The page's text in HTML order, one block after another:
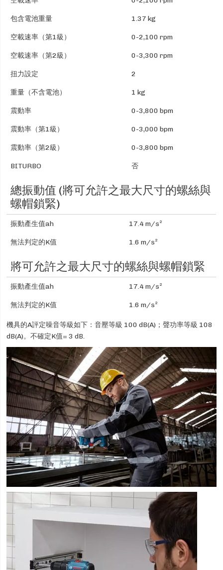
包含電池重量 1.37 kg
空載速率（第1級） 0-2,100 rpm
空載速率（第2級） 0-3,300 rpm
扭力設定 2
重量（不含電池） 1 kg
震動率 0-3,800 bpm
震動率（第1級） 0-3,000 bpm
震動率（第2級） 0-3,800 bpm
BITURBO 否
總振動值 (將可允許之最大尺寸的螺絲與
螺帽鎖緊)
振動產生值ah 17.4 m/s²
無法判定的K值 1.6 m/s²
將可允許之最大尺寸的螺絲與螺帽鎖緊
振動產生值ah 17.4 m/s²
無法判定的K值 1.6 m/s²
機具的A評定噪音等級如下：音壓等級 100 dB(A)；聲功率等級 108
dB(A)。不確定K值= 3 dB.